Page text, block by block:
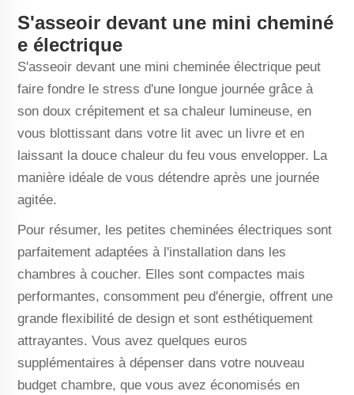
S'asseoir devant une mini cheminé
e électrique
S'asseoir devant une mini cheminée électrique peut
faire fondre le stress d'une longue journée grâce à
son doux crépitement et sa chaleur lumineuse, en
vous blottissant dans votre lit avec un livre et en
laissant la douce chaleur du feu vous envelopper. La
manière idéale de vous détendre après une journée
agitée.
Pour résumer, les petites cheminées électriques sont
parfaitement adaptées à l'installation dans les
chambres à coucher. Elles sont compactes mais
performantes, consomment peu d'énergie, offrent une
grande flexibilité de design et sont esthétiquement
attrayantes. Vous avez quelques euros
supplémentaires à dépenser dans votre nouveau
budget chambre, que vous avez économisés en